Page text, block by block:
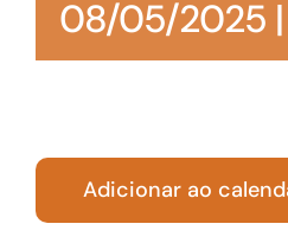
Para os negócios voltados
turismo
08/05/2025 |
Adicionar ao